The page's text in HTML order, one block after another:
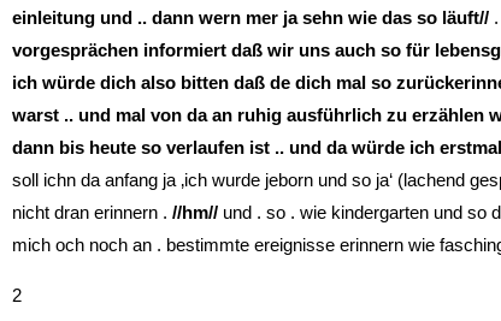
einleitung und .. dann wern mer ja sehn wie das so läuft//
vorgesprächen informiert daß wir uns auch so für
ich würde dich also bitten daß de dich mal so
warst .. und mal von da an ruhig ausführlich zu erzählen
dann bis heute so verlaufen ist .. und da würde ich
soll ichn da anfang ja ‚ich wurde jeborn und so ja‘ (lachend
nicht dran erinnern . //hm// und . so . wie kindergarten und so
mich och noch an . bestimmte ereignisse erinnern wie
2